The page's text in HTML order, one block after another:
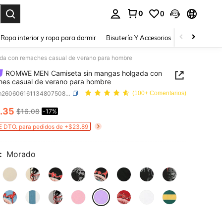
0 0
Ropa interior y ropa para dormir Bisutería Y Accesorios Zapatos
con remaches casual de verano para hombre
ROMWE MEN Camiseta sin mangas holgada con
casual de verano para hombre
SKU: sm260606161134807508799 (100+ Comentarios)
AND AVAILABILITY
.35 $16.08 -17%
DTO. para pedidos de +$23.89
Morado